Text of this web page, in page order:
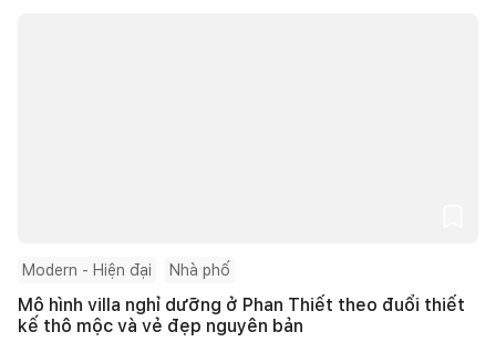
Modern - Hiện đại Nhà phố
Mô hình villa nghỉ dưỡng ở Phan Thiết theo đuổi thiết
kế thô mộc và vẻ đẹp nguyên bản